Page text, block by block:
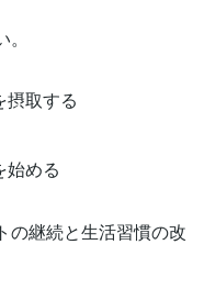
摂取する
始める
の継続と生活習慣の改